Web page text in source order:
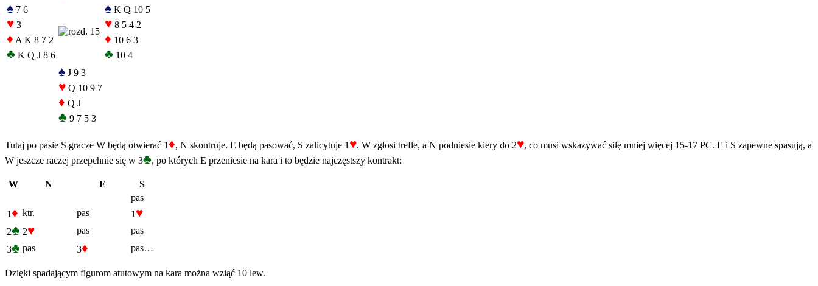
♠ 7 6
♥ 3
♦ A K 8 7 2
♣ K Q J 8 6
♠ K Q 10 5
♥ 8 5 4 2
♦ 10 6 3
♣ 10 4
♠ J 9 3
♥ Q 10 9 7
♦ Q J
♣ 9 7 5 3
Tutaj po pasie S gracze W będą otwierać 1♦, N skontruje. E będą pasować, S zalicytuje 1 ♥. W zgłosi trefle, a N podniesie kiery do 2♥, co musi wskazywać siłę mniej więcej 15-17 PC. E i S zapewne spasują, a
W jeszcze raczej przepchnie się w 3♣, po których E przeniesie na kara i to będzie najczęstszy kontrakt:
W N E
S
pas
1♦ ktr. pas 1 ♥
2♣ 2♥ pas
pas
3♣ pas 3♦ pas…
Dzięki spadającym figurom atutowym na kara można wziąć 10 lew.